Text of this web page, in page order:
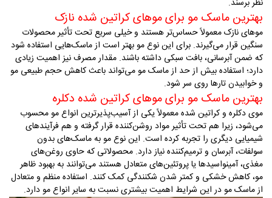
بهترین ماسک مو برای موهای کراتین شده نازک
موهای نازک معمولاً حساس‌تر هستند و خیلی سریع تحت تأثیر محصولات
سنگین قرار می‌گیرند. برای این نوع مو بهتر است از ماسک‌هایی استفاده شود
که ضمن آبرسانی، بافت سبکی داشته باشند. مقدار مصرف نیز اهمیت زیادی
دارد؛ استفاده بیش از حد از ماسک مو می‌تواند باعث کاهش حجم طبیعی مو
و خوابیدن تارها روی سر شود.
بهترین ماسک مو برای موهای کراتین شده دکلره
موی دکلره و کراتین شده معمولاً یکی از آسیب‌پذیرترین انواع مو محسوب
می‌شود، زیرا هم تحت تأثیر مواد روشن‌کننده قرار گرفته و هم فرآیندهای
شیمیایی دیگری را تجربه کرده است. این نوع مو به ماسک‌های بدون
سولفات، آبرسان و ترمیم‌کننده نیاز دارد. محصولاتی که حاوی روغن‌های
مغذی، آمینواسیدها یا پروتئین‌های متعادل هستند می‌توانند به بهبود ظاهر
مو، کاهش خشکی و کمتر شدن شکنندگی کمک کنند. استفاده منظم و متعادل
از ماسک مو در این شرایط اهمیت بیشتری نسبت به سایر انواع مو دارد.